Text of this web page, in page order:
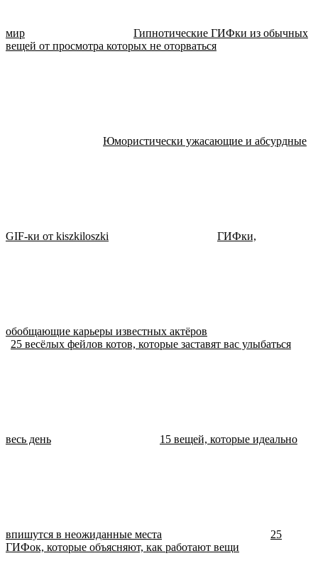
мир
Гипнотические ГИФки из обычных
вещей от просмотра которых не оторваться
Юмористически ужасающие и абсурдные
GIF-ки от kiszkiloszki ГИФки,
обобщающие карьеры известных актёров
25 весёлых фейлов котов, которые заставят вас улыбаться
весь день 15 вещей, которые идеально
впишутся в неожиданные места
25
ГИФок, которые объясняют, как работают вещи